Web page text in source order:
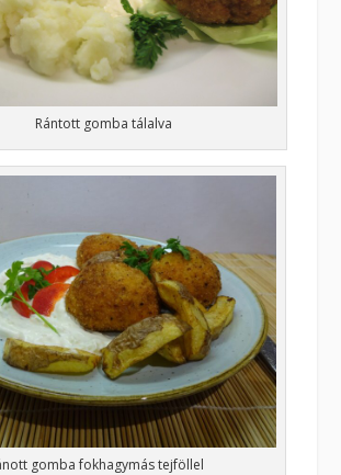
Rántott gomba tálalva
gomba fokhagymás tejföllel